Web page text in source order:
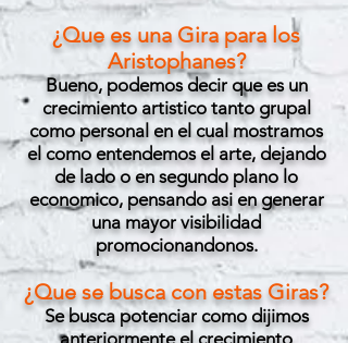
¿Que es una Gira para los
Aristophanes?
Bueno, podemos decir que es un
crecimiento artistico tanto grupal
como personal en el cual mostramos
el como entendemos el arte, dejando
de lado o en segundo plano lo
economico, pensando asi en generar
una mayor visibilidad
promocionandonos.
¿Que se busca con estas Giras?
Se busca potenciar como dijimos
anteriormente el crecimiento